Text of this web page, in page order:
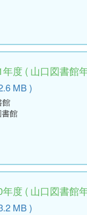
度 ( 山口図書館
MB )
館
館
度 ( 山口図書館
MB )